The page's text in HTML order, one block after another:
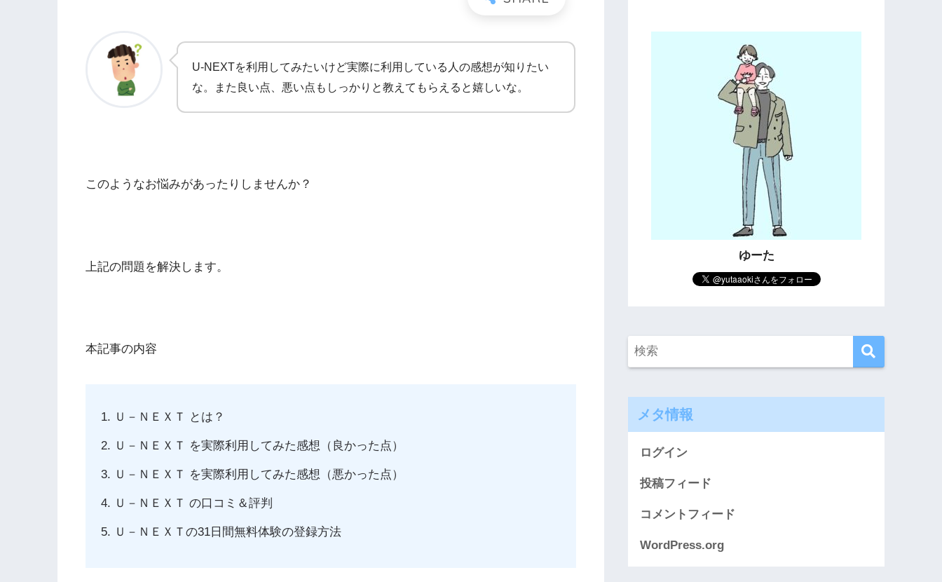
U-NEXTを利用してみたいけど実際に利用している人の感想が知りたい
な。また良い点、悪い点もしっかりと教えてもらえると嬉しいな。
このようなお悩みがあったりしませんか？
上記の問題を解決します。
本記事の内容
Ｕ－ＮＥＸＴ と は？
Ｕ－ＮＥＸＴ を実際利用してみた感想（良かった点）
Ｕ－ＮＥＸＴ を実際利用してみた感想（悪かった点）
Ｕ－ＮＥＸＴ の口コミ＆評判
Ｕ－ＮＥＸＴの31日間無料体験の登録方法
ゆーた
メタ情報
ログイン
投稿フィード
コメントフィード
WordPress.org